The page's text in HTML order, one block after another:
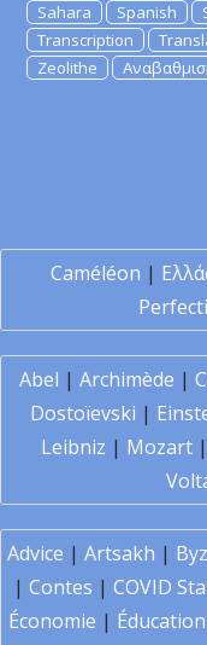
Sahara
Spanish
Transcription
Zeolithe
Caméléon |
Abel | Archimède |
Dostoïevski |
Leibniz | Mozart |
Advice | Artsakh |
| Contes | COVID
Économie | Éducation